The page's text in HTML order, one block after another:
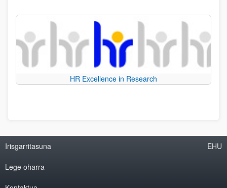
HR Excellence in Research
Irisgarritasuna
Lege oharra
EHU